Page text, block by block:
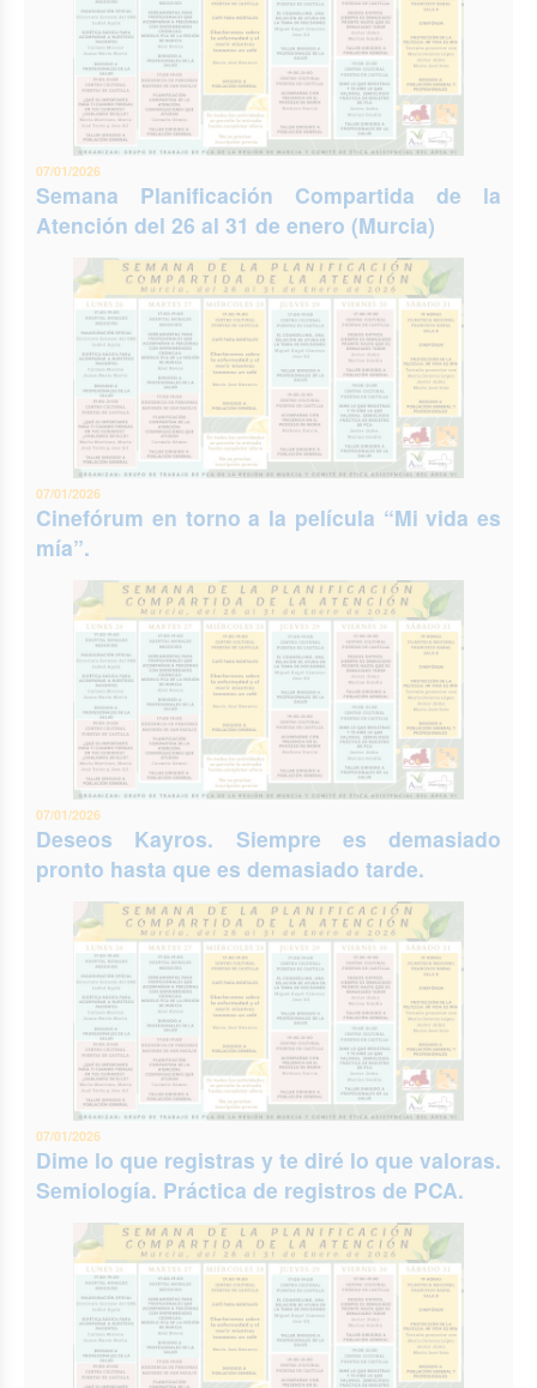
07/01/2026
Semana Planificación Compartida de la
Atención del 26 al 31 de enero (Murcia)
07/01/2026
Cinefórum en torno a la película “Mi vida es
mía”.
07/01/2026
Deseos Kayros. Siempre es demasiado
pronto hasta que es demasiado tarde.
07/01/2026
Dime lo que registras y te diré lo que valoras.
Semiología. Práctica de registros de PCA.